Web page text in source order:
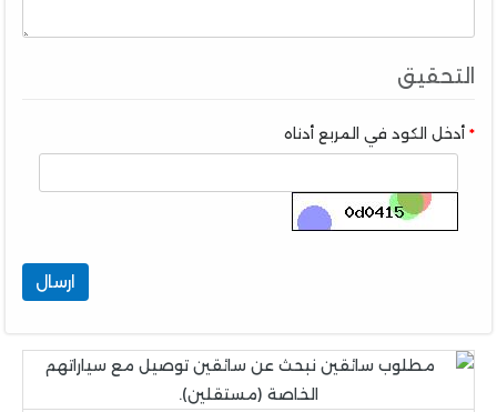
التحقيق
أدخل الكود في المربع أدناه
ارسال